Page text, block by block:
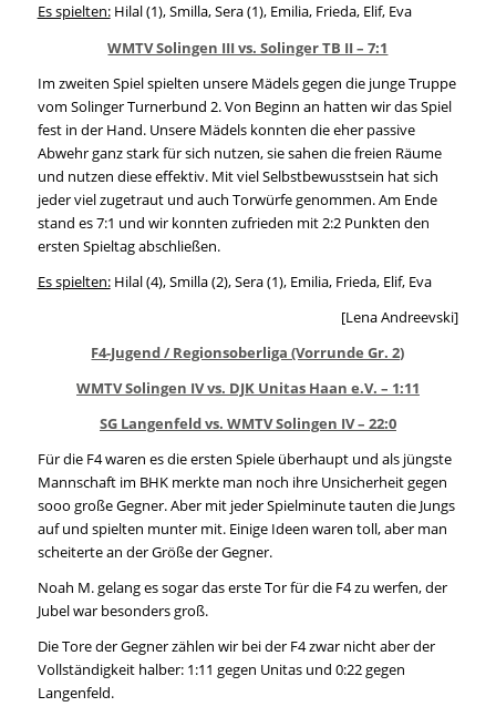
Es spielten:Hilal (1), Smilla, Sera (1), Emilia, Frieda, Elif, Eva
WMTV Solingen III vs. Solinger TB II – 7:1
Im zweiten Spiel spielten unsere Mädels gegen die junge Truppe
vom Solinger Turnerbund 2. Von Beginn an hatten wir das Spiel
fest in der Hand. Unsere Mädels konnten die eher passive
Abwehr ganz stark für sich nutzen, sie sahen die freien Räume
und nutzen diese effektiv. Mit viel Selbstbewusstsein hat sich
jeder viel zugetraut und auch Torwürfe genommen. Am Ende
stand es 7:1 und wir konnten zufrieden mit 2:2 Punkten den
ersten Spieltag abschließen.
Es spielten:Hilal (4), Smilla (2), Sera (1), Emilia, Frieda, Elif, Eva
[Lena Andreevski]
F4-Jugend / Regionsoberliga (Vorrunde Gr. 2)
WMTV Solingen IV vs. DJK Unitas Haan e.V. – 1:11
SG Langenfeld vs. WMTV Solingen IV – 22:0
Für die F4 waren es die ersten Spiele überhaupt und als jüngste
Mannschaft im BHK merkte man noch ihre Unsicherheit gegen
sooo große Gegner. Aber mit jeder Spielminute tauten die Jungs
auf und spielten munter mit. Einige Ideen waren toll, aber man
scheiterte an der Größe der Gegner.
Noah M. gelang es sogar das erste Tor für die F4 zu werfen, der
Jubel war besonders groß.
Die Tore der Gegner zählen wir bei der F4 zwar nicht aber der
Vollständigkeit halber: 1:11 gegen Unitas und 0:22 gegen
Langenfeld.